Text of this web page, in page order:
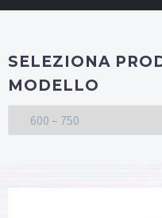
SELEZIONA
MODELLO
600 – 750